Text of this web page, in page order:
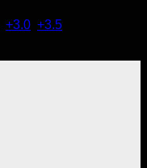
+3.0 +3.5